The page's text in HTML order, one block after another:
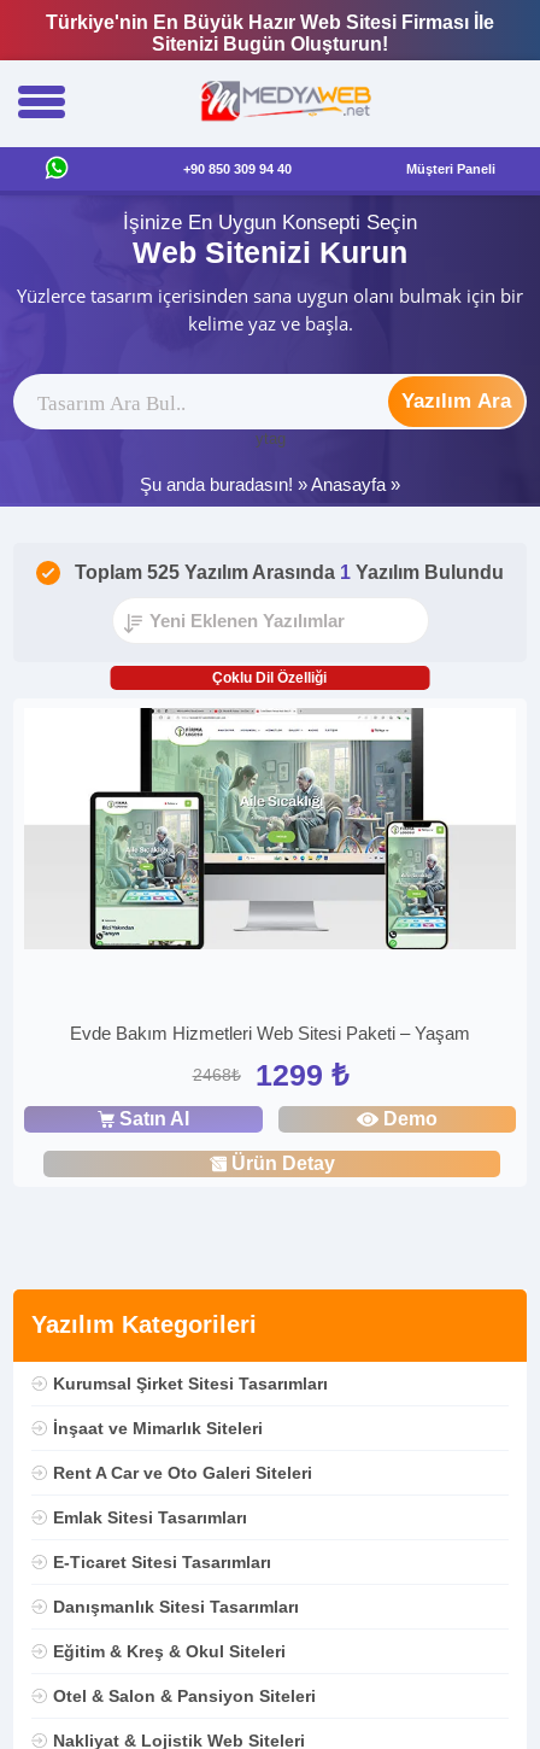
Türkiye'nin En Büyük Hazır Web Sitesi Firması İle
Sitenizi Bugün Oluşturun!
+90 850 309 94 40 Müşteri Paneli
İşinize En Uygun Konsepti Seçin
Web Sitenizi Kurun
Yüzlerce tasarım içerisinden sana uygun olanı bulmak için bir
kelime yaz ve başla.
Yazılım Ara
ytag
Şu anda buradasın! »Anasayfa »
Yazılım Kategorileri
Kurumsal Şirket Sitesi Tasarımları
İnşaat ve Mimarlık Siteleri
Rent A Car ve Oto Galeri Siteleri
Emlak Sitesi Tasarımları
E-Ticaret Sitesi Tasarımları
Danışmanlık Sitesi Tasarımları
Eğitim & Kreş & Okul Siteleri
Otel & Salon & Pansiyon Siteleri
Nakliyat & Lojistik Web Siteleri
Toplam 525 Yazılım Arasında 1 Yazılım Bulundu
Çoklu Dil Özelliği
Evde Bakım Hizmetleri Web Sitesi Paketi – Yaşam
2468₺ 1299 ₺
Satın Al Demo
Ürün Detay